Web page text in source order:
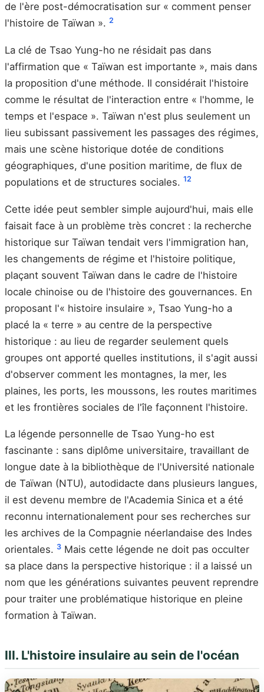
de l'ère post-démocratisation sur « comment penser
l'histoire de Taïwan ». 2
La clé de Tsao Yung-ho ne résidait pas dans
l'affirmation que « Taïwan est importante », mais dans
la proposition d'une méthode. Il considérait l'histoire
comme le résultat de l'interaction entre « l'homme, le
temps et l'espace ». Taïwan n'est plus seulement un
lieu subissant passivement les passages des régimes,
mais une scène historique dotée de conditions
géographiques, d'une position maritime, de flux de
populations et de structures sociales. 12
Cette idée peut sembler simple aujourd'hui, mais elle
faisait face à un problème très concret : la recherche
historique sur Taïwan tendait vers l'immigration han,
les changements de régime et l'histoire politique,
plaçant souvent Taïwan dans le cadre de l'histoire
locale chinoise ou de l'histoire des gouvernances. En
proposant l'« histoire insulaire », Tsao Yung-ho a
placé la « terre » au centre de la perspective
historique : au lieu de regarder seulement quels
groupes ont apporté quelles institutions, il s'agit aussi
d'observer comment les montagnes, la mer, les
plaines, les ports, les moussons, les routes maritimes
et les frontières sociales de l'île façonnent l'histoire.
La légende personnelle de Tsao Yung-ho est
fascinante : sans diplôme universitaire, travaillant de
longue date à la bibliothèque de l'Université nationale
de Taïwan (NTU), autodidacte dans plusieurs langues,
il est devenu membre de l'Academia Sinica et a été
reconnu internationalement pour ses recherches sur
les archives de la Compagnie néerlandaise des Indes
orientales. 3 Mais cette légende ne doit pas occulter
sa place dans la perspective historique : il a laissé un
nom que les générations suivantes peuvent reprendre
pour traiter une problématique historique en pleine
formation à Taïwan.
III. L'histoire insulaire au sein de l'océan